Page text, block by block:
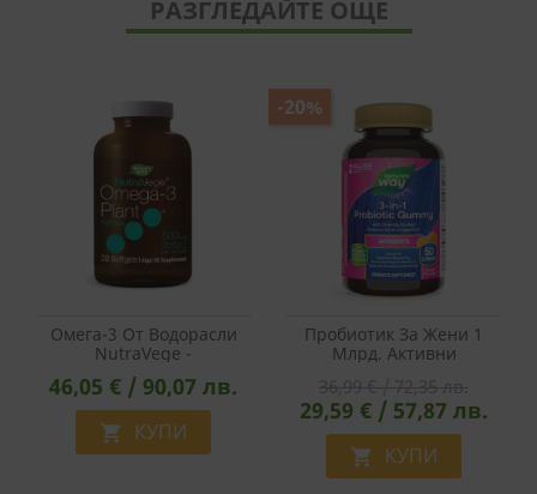
РАЗГЛЕДАЙТЕ ОЩЕ
Oмега-3 От Водорасли
NutraVege -
Сърдечносъдова И
Нервна Система, 30
Софтгел Капсули
46,05 € / 90,07 лв.
 КУПИ
Пробиотик За Жени 1
Млрд. Активни
Вкус На Портокал
29,59 € / 57,87 лв.
 КУПИ
-20%